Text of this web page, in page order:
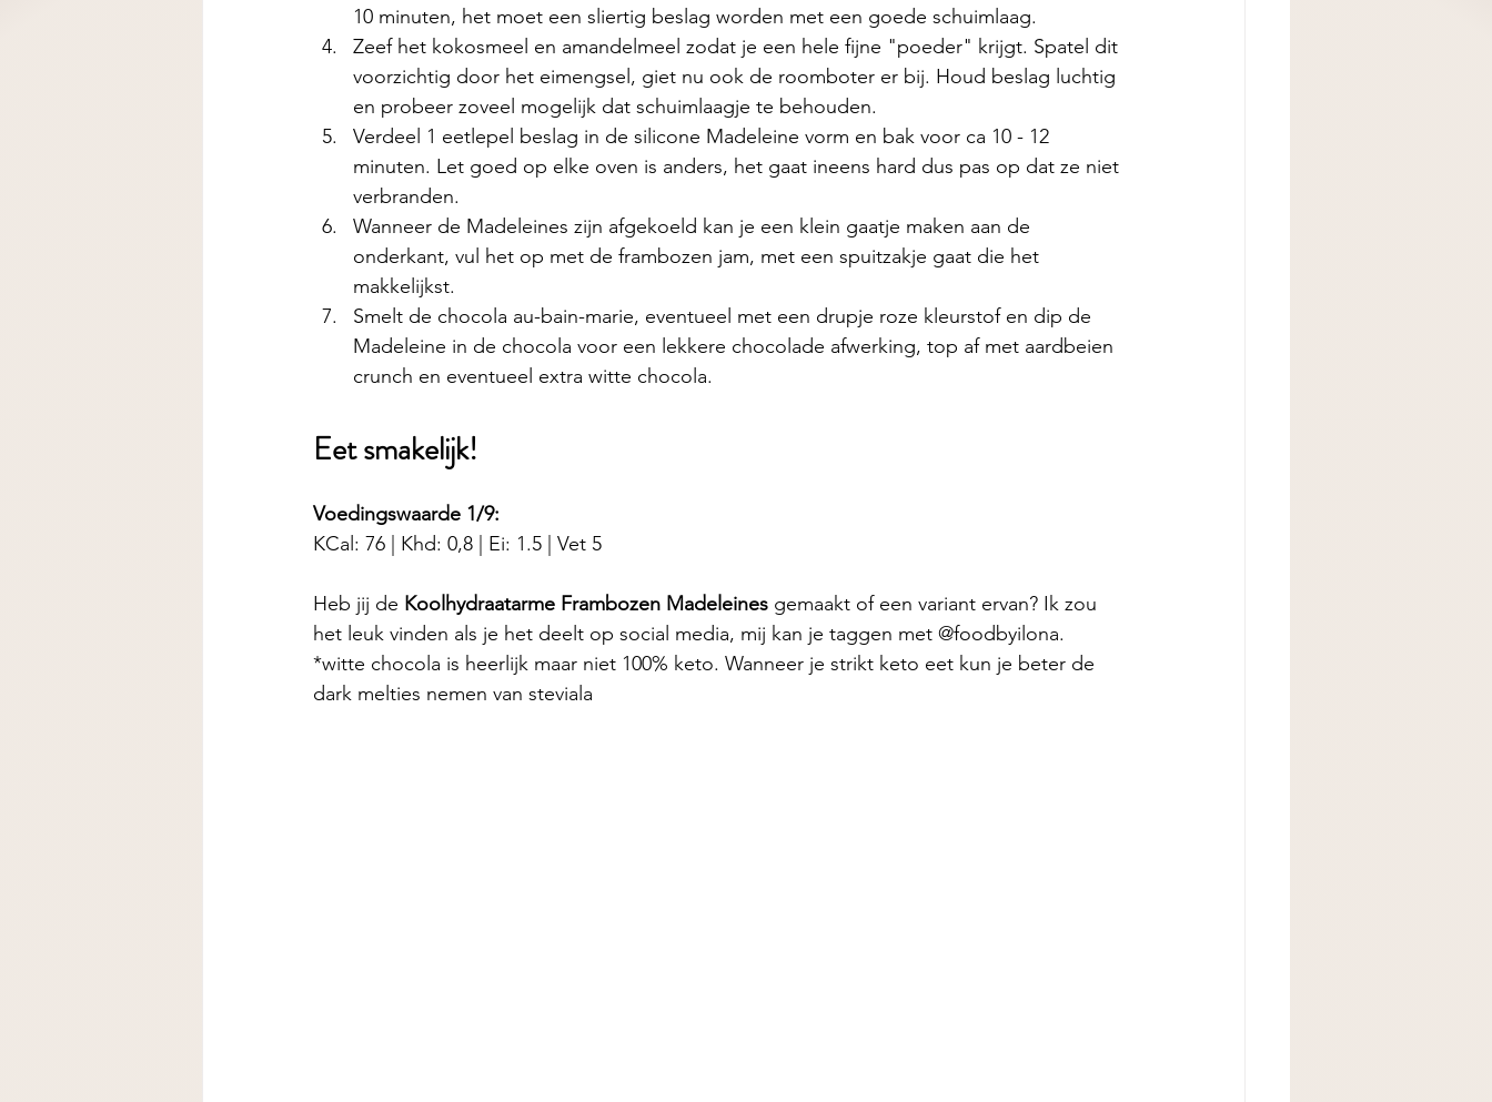
10 minuten, het moet een sliertig beslag worden met een goede schuimlaag.
Zeef het kokosmeel en amandelmeel zodat je een hele fijne "poeder" krijgt. Spatel dit
voorzichtig door het eimengsel, giet nu ook de roomboter er bij. Houd beslag luchtig
en probeer zoveel mogelijk dat schuimlaagje te behouden.
Verdeel 1 eetlepel beslag in de silicone Madeleine vorm en bak voor ca 10 - 12
minuten. Let goed op elke oven is anders, het gaat ineens hard dus pas op dat ze niet
verbranden.
Wanneer de Madeleines zijn afgekoeld kan je een klein gaatje maken aan de
onderkant, vul het op met de frambozen jam, met een spuitzakje gaat die het
makkelijkst.
Smelt de chocola au-bain-marie, eventueel met een drupje roze kleurstof en dip de
Madeleine in de chocola voor een lekkere chocolade afwerking, top af met aardbeien
crunch en eventueel extra witte chocola.
Eet smakelijk!
Voedingswaarde 1/9:
KCal: 76 | Khd: 0,8 | Ei: 1.5 | Vet 5
Heb jij de Koolhydraatarme Frambozen Madeleines gemaakt of een variant ervan? Ik zou
het leuk vinden als je het deelt op social media, mij kan je taggen met @foodbyilona.
*witte chocola is heerlijk maar niet 100% keto. Wanneer je strikt keto eet kun je beter de
dark melties nemen van steviala